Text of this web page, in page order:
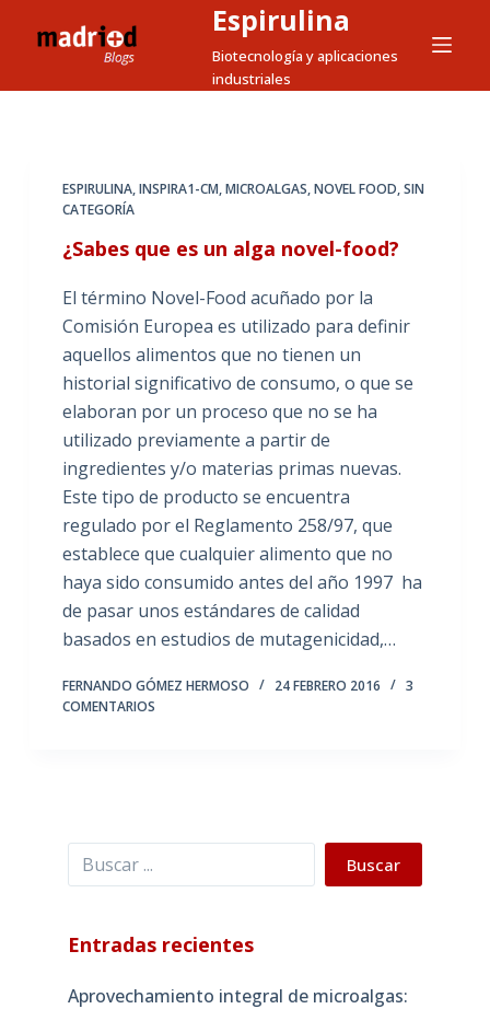
Espirulina
Biotecnología y aplicaciones
industriales
ESPIRULINA,INSPIRA1-CM,MICROALGAS,NOVEL FOOD,SIN
CATEGORÍA
¿Sabes que es un alga novel-food?
El término Novel-Food acuñado por la
Comisión Europea es utilizado para definir
aquellos alimentos que no tienen un
historial significativo de consumo, o que se
elaboran por un proceso que no se ha
utilizado previamente a partir de
ingredientes y/o materias primas nuevas.
Este tipo de producto se encuentra
regulado por el Reglamento 258/97, que
establece que cualquier alimento que no
haya sido consumido antes del año 1997 ha
de pasar unos estándares de calidad
basados en estudios de mutagenicidad,…
FERNANDO GÓMEZ HERMOSO 24 FEBRERO 2016
3
COMENTARIOS
Buscar Buscar
Entradas recientes
Aprovechamiento integral de microalgas: